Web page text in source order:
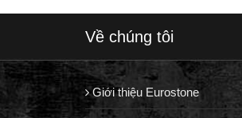
Về chúng tôi
Giới thiệu Eurostone